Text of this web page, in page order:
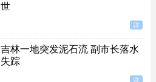
世
详
吉林一地突发泥石流 副市长落水
失踪
详